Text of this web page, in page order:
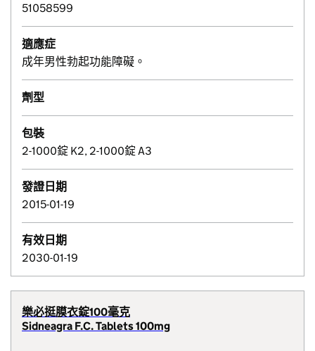
51058599
適應症
成年男性勃起功能障礙。
劑型
包裝
2-1000錠 K2, 2-1000錠 A3
發證日期
2015-01-19
有效日期
2030-01-19
樂必挺膜衣錠100毫克
Sidneagra F.C. Tablets 100mg